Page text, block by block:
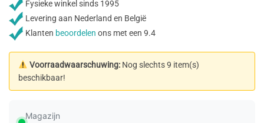
Fysieke winkel sinds 1995
Levering aan Nederland en België
Klanten beoordelen ons met een 9.4
Voorraadwaarschuwing: Nog slechts 9 item(s)
beschikbaar!
Magazijn